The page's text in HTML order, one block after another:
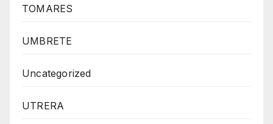
TOMARES
UMBRETE
Uncategorized
UTRERA